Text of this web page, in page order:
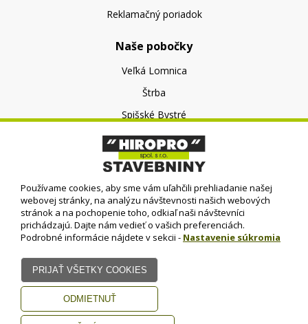
Reklamačný poriadok
Naše pobočky
Veľká Lomnica
Štrba
Spišské Bystré
O nás
O spoločnosti
Kontakt
© HIROPRO, spol. s r.o.
Používame cookies, aby sme vám uľahčili prehliadanie našej
webovej stránky, na analýzu návštevnosti našich webových
stránok a na pochopenie toho, odkiaľ naši návštevníci
prichádzajú. Dajte nám vedieť o vašich preferenciách.
Podrobné informácie nájdete v sekcii - Nastavenie súkromia